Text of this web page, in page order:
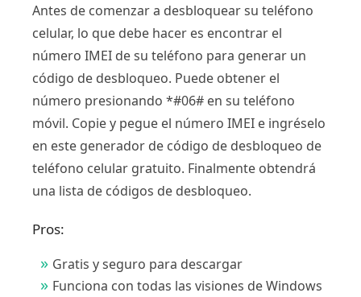
Antes de comenzar a desbloquear su teléfono
celular, lo que debe hacer es encontrar el
número IMEI de su teléfono para generar un
código de desbloqueo. Puede obtener el
número presionando *#06# en su teléfono
móvil. Copie y pegue el número IMEI e ingréselo
en este generador de código de desbloqueo de
teléfono celular gratuito. Finalmente obtendrá
una lista de códigos de desbloqueo.
Pros:
Gratis y seguro para descargar
Funciona con todas las visiones de Windows